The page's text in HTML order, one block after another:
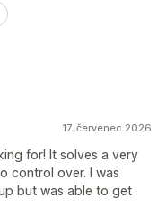
17. červenec 2026
for! It solves a very
control over. I was
but was able to get